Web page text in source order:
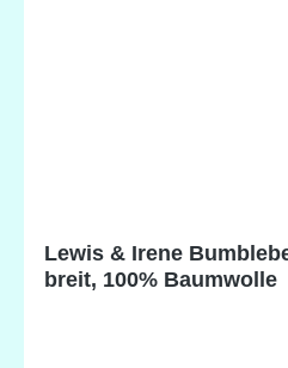
Lewis & Irene
breit, 100% Baumwolle